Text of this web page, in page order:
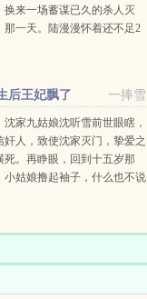
换来一场蓄谋已久的杀人灭
那一天。陆漫漫怀着还不足2
一捧雪
后王妃飘了
沈家九姑娘沈听雪前世眼瞎，
奸人，致使沈家灭门，挚爱之
死。再睁眼，回到十五岁那
小姑娘撸起袖子，什么也不说
抱抱。而那传闻中狠辣冷厉的